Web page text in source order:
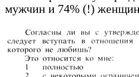
мужчин и 74% (!)